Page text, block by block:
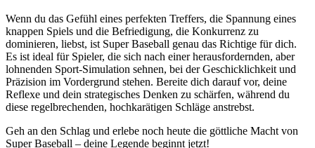
Wenn du das Gefühl eines perfekten Treffers, die Spannung eines
knappen Spiels und die Befriedigung, die Konkurrenz zu
dominieren, liebst, ist Super Baseball genau das Richtige für dich.
Es ist ideal für Spieler, die sich nach einer herausfordernden, aber
lohnenden Sport-Simulation sehnen, bei der Geschicklichkeit und
Präzision im Vordergrund stehen. Bereite dich darauf vor, deine
Reflexe und dein strategisches Denken zu schärfen, während du
diese regelbrechenden, hochkarätigen Schläge anstrebst.
Geh an den Schlag und erlebe noch heute die göttliche Macht von
Super Baseball – deine Legende beginnt jetzt!